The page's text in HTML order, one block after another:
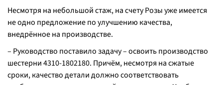
Несмотря на небольшой стаж, на счету Розы уже имеется
не одно предложение по улучшению качества,
внедрённое на производстве.
– Руководство поставило задачу – освоить производство
шестерни 4310-1802180. Причём, несмотря на сжатые
сроки, качество детали должно соответствовать